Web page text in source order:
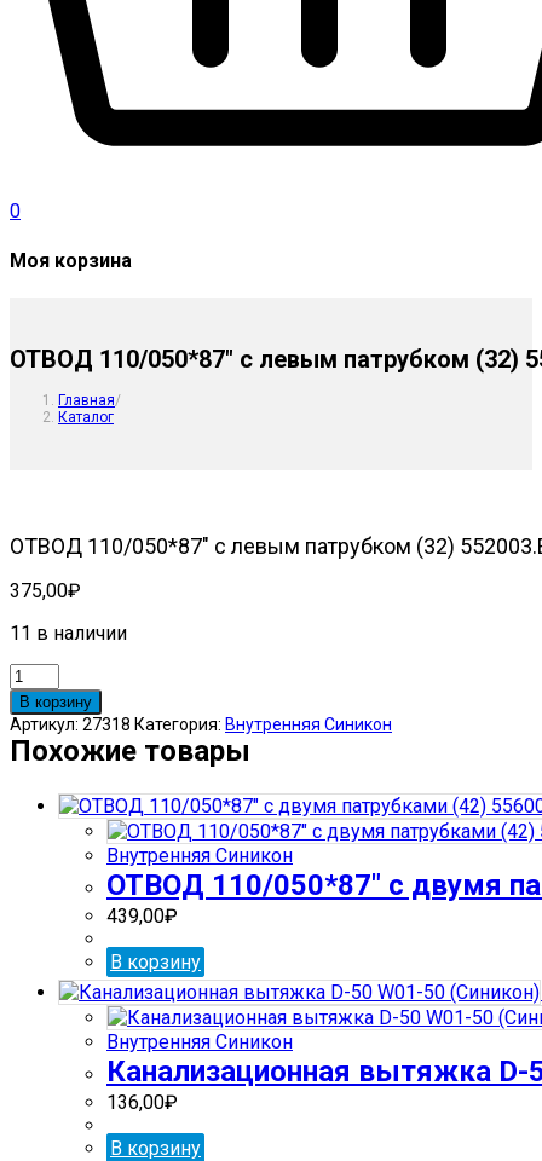
0
Моя корзина
ОТВОД 110/050*87″ с левым патрубком (32)
Главная/
Каталог
ОТВОД 110/050*87″ с левым патрубком (32)
375,00₽
11 в наличии
Количество
товара
ОТВОД
110/050*87"
с
левым
патрубком
552003.E
В корзину
Артикул: 27318 Категория: Внутренняя Синикон
Похожие товары
Внутренняя Синикон
ОТВОД 110/050*87″ с двумя
439,00₽
В корзину
Внутренняя Синикон
Канализационная вытяжка D-
136,00₽
В корзину